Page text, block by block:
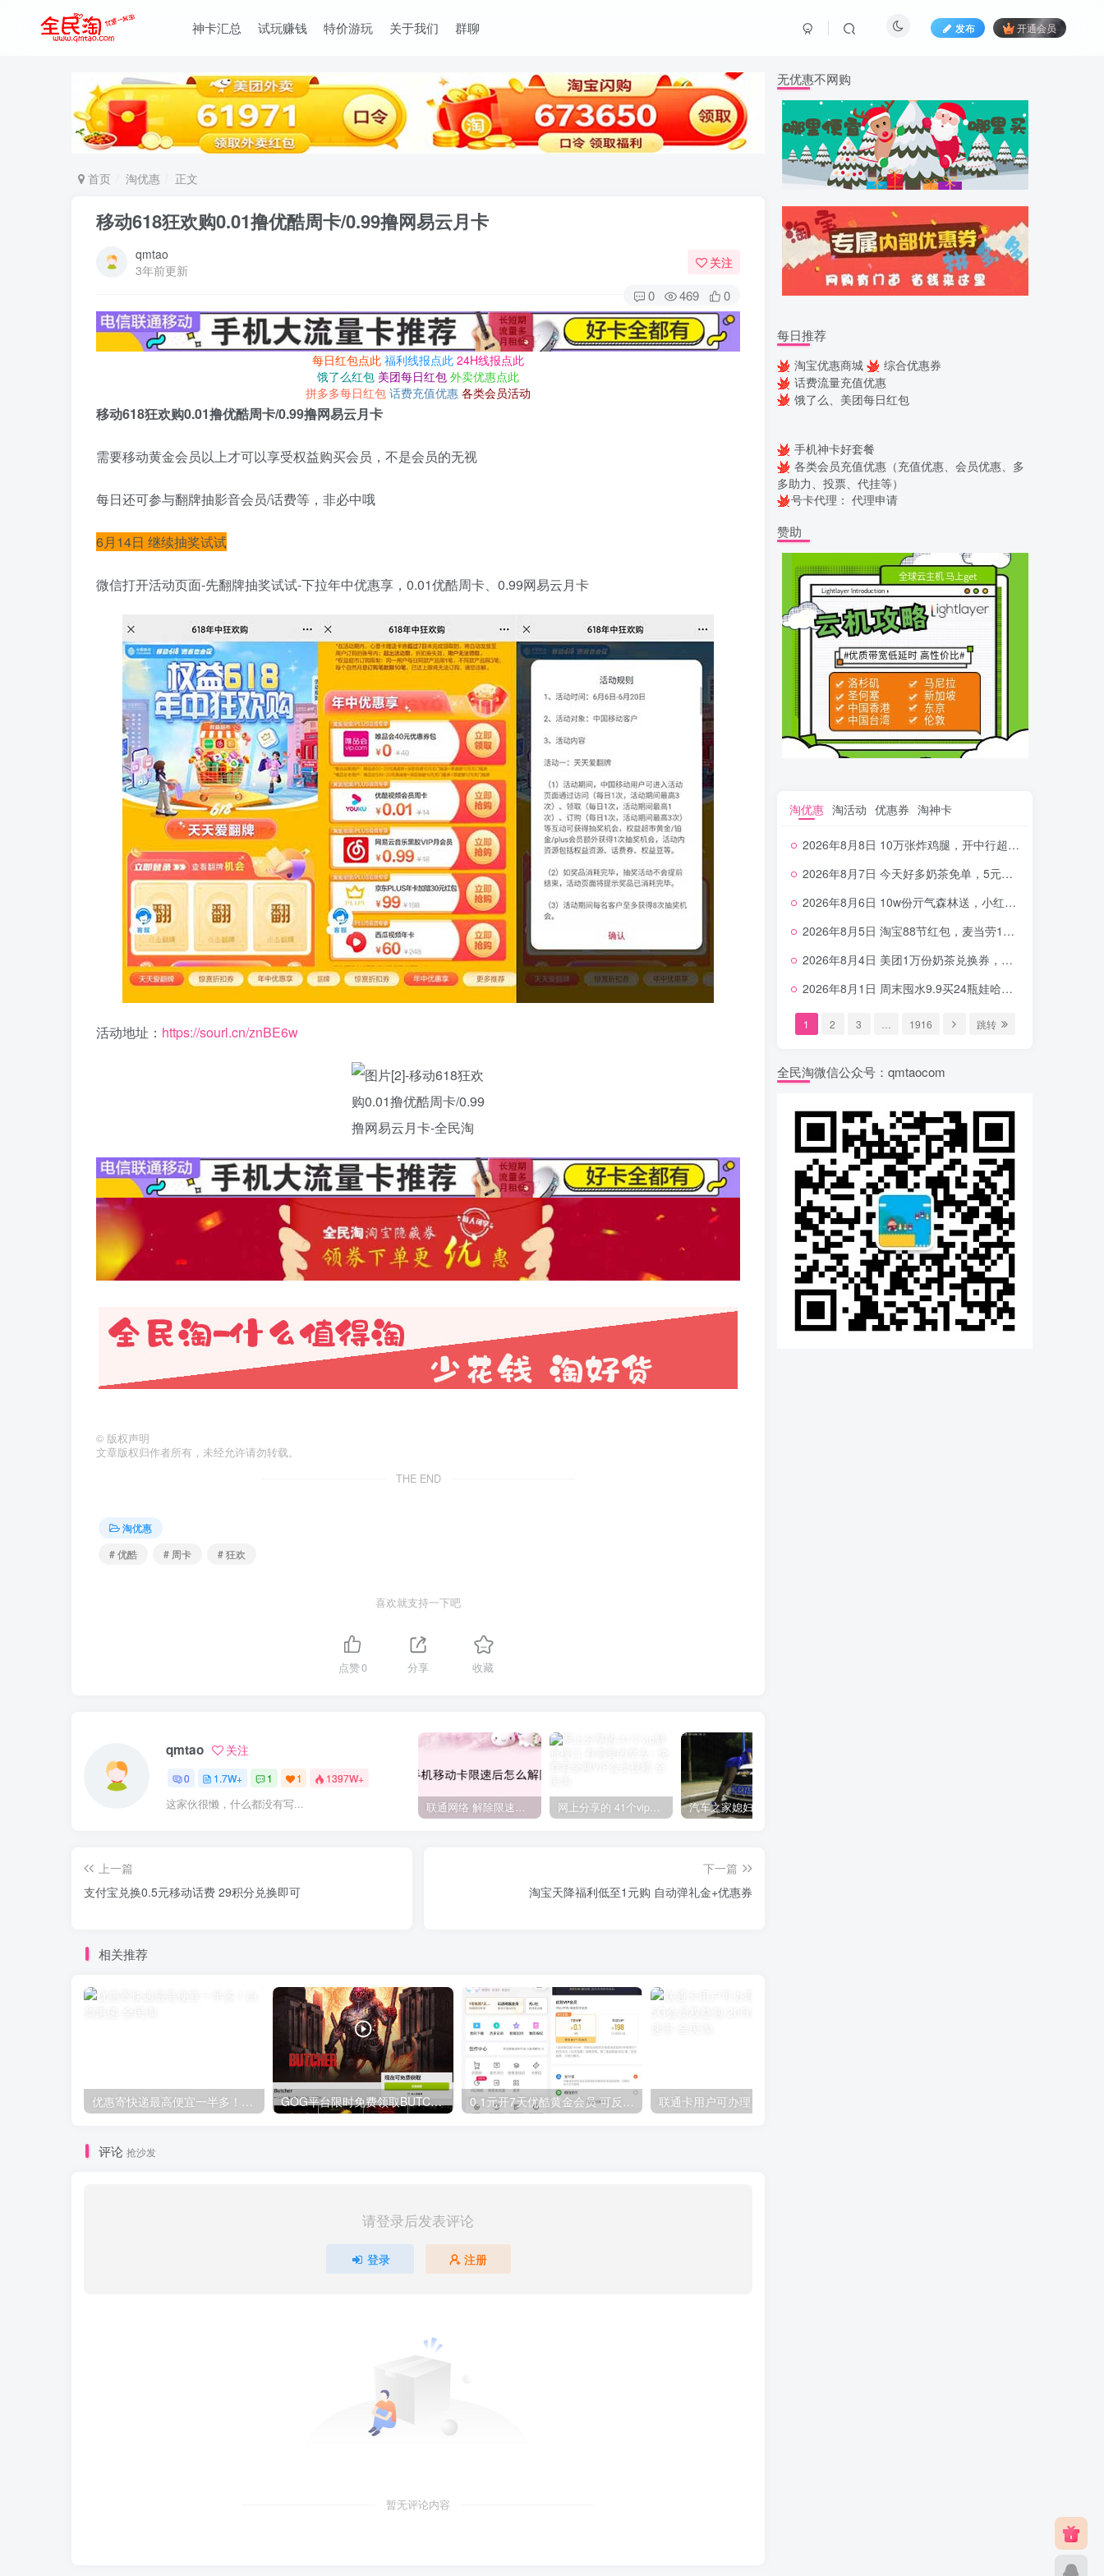
神卡汇总 试玩赚钱 特价游玩 关于我们 群聊 发布 开通会员
首页 淘优惠 正文
移动618狂欢购0.01撸优酷周卡/0.99撸网易云月卡
qmtao
3年前更新
关注
0 469 0
每日红包点此 福利线报点此 24H线报点此
饿了么红包 美团每日红包 外卖优惠点此
拼多多每日红包 话费充值优惠 各类会员活动
移动618狂欢购0.01撸优酷周卡/0.99撸网易云月卡
需要移动黄金会员以上才可以享受权益购买会员，不是会员的无视
每日还可参与翻牌抽影音会员/话费等，非必中哦
6月14日 继续抽奖试试
微信打开活动页面-先翻牌抽奖试试-下拉年中优惠享，0.01优酷周卡、0.99网易云月卡
活动地址： https://sourl.cn/znBE6w
© 版权声明
文章版权归作者所有，未经允许请勿转载。
THE END
淘优惠
# 优酷
# 周卡 # 狂欢
喜欢就支持一下吧
点赞0 分享 收藏
qmtao 关注
0 1.7W+ 1 1 1397W+
这家伙很懒，什么都没有写... 联通网络 解除限速方法参考！畅享、畅玩、老白干等及其它地区自测了 网上分享的 41个vip解析接口 有需要的拿去~ 免费看全网VIP会员视频
上一篇
支付宝兑换0.5元移动话费 29积分兑换即可
下一篇
淘宝天降福利低至1元购 自动弹礼金+优惠券
相关推荐
优惠寄快递最高便宜一半多！白鸽惠递 GOG平台限时免费领取BUTCHER（屠夫） 0.1元开7天优酷黄金会员 可反复开通需要关闭自动续费
评论 抢沙发
请登录后发表评论
登录 注册
暂无评论内容
无优惠不网购
每日推荐
淘宝优惠商城
综合优惠券
话费流量充值优惠
饿了么、美团每日红包
手机神卡好套餐
各类会员充值优惠（充值优惠、会员优惠、多
多助力、投票、代挂等）
号卡代理： 代理申请
赞助
淘优惠 淘活动 优惠券 淘神卡
2026年8月8日 10万张炸鸡腿，开中行超给利，美团奶茶0.01，加油券，千问1.8~18.8体验金等
2026年8月7日 今天好多奶茶免单，5元农行省钱卡，京东抢0.01沪上，邮储5.88元等
2026年8月6日 10w份亓气森林送，小红书12元无门槛，中行电费30-10，0元柠檬水+0撸汉堡等
2026年8月5日 淘宝88节红包，麦当劳150万份柠檬水，三万份瑞幸免单，霸王9万份0.01券等
2026年8月4日 美团1万份奶茶兑换券，农行5E卡，中行支付超给利，美团领18个冰激凌，小米每天领2-6元等等
2026年8月1日 周末囤水9.9买24瓶娃哈哈，建行100元京东券，移动5元话费，麦当劳甜筒，交行立减金等
1 2 3 1916 跳转
全民淘微信公众号：qmtaocom